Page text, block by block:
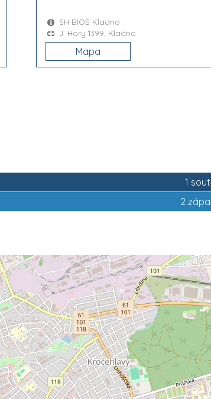
SH BIOS Kladno
J. Hory 1399, Kladno
Mapa
1
2